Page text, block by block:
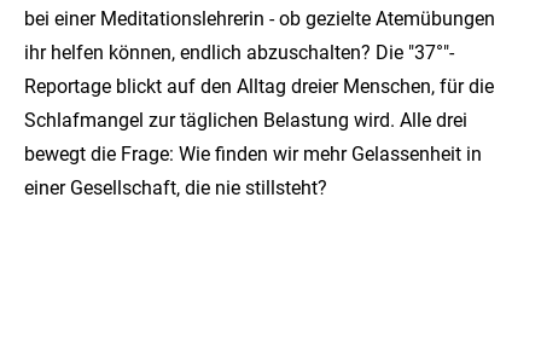
bei einer Meditationslehrerin - ob gezielte Atemübungen
ihr helfen können, endlich abzuschalten? Die "37°"-
Reportage blickt auf den Alltag dreier Menschen, für die
Schlafmangel zur täglichen Belastung wird. Alle drei
bewegt die Frage: Wie finden wir mehr Gelassenheit in
einer Gesellschaft, die nie stillsteht?